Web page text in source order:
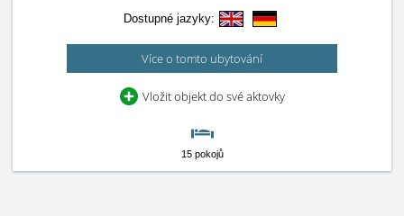
Dostupné jazyky:
Více o tomto ubytování
Vložit objekt do své aktovky
15 pokojů